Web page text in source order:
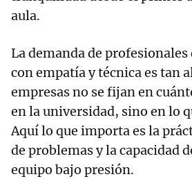
aula.
​La demanda de profesionales
con empatía y técnica es tan
empresas no se fijan en
en la universidad, sino en lo
Aquí lo que importa es la
de problemas y la capacidad
equipo bajo presión.